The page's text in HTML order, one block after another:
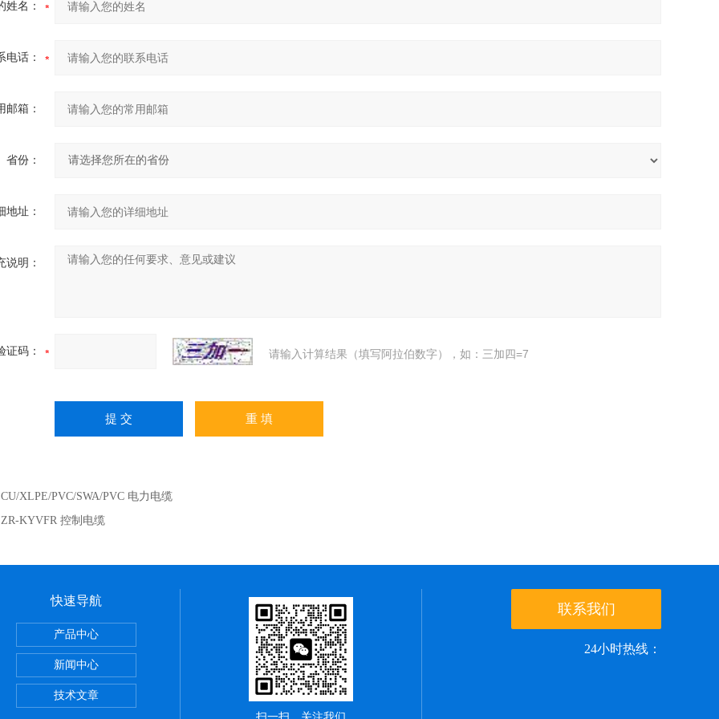
姓名：
电话：
邮箱：
省份：
地址：
说明：
证码： 请输入计算结果（填写阿拉伯数字），如：三加四=7
CU/XLPE/PVC/SWA/PVC 电力电缆
ZR-KYVFR 控制电缆
别
绞线
快速导航
产品中心
新闻中心
技术文章
联系我们
24小时热线：